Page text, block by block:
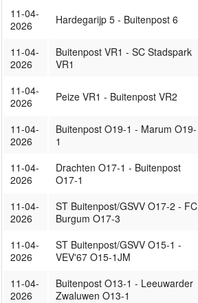
11-04-
2026
Hardegarijp 5 - Buitenpost 6
11-04-
2026
Buitenpost VR1 - SC Stadspark
VR1
11-04-
2026
Peize VR1 - Buitenpost VR2
11-04-
2026
Buitenpost O19-1 - Marum O19-
1
11-04-
2026
Drachten O17-1 - Buitenpost
O17-1
11-04-
2026
ST Buitenpost/GSVV O17-2 - FC
Burgum O17-3
11-04-
2026
ST Buitenpost/GSVV O15-1 -
VEV'67 O15-1JM
11-04-
2026
Buitenpost O13-1 - Leeuwarder
Zwaluwen O13-1